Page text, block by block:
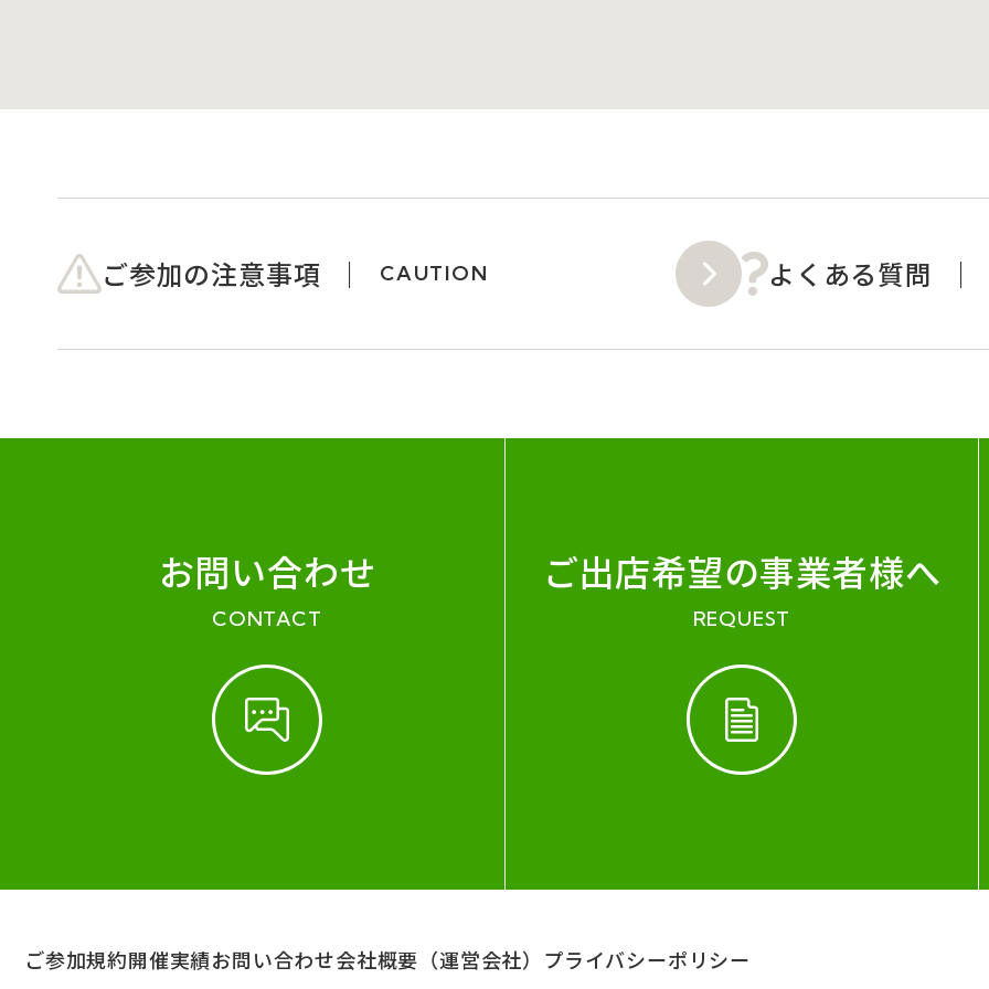
ご参加の注意事項 CAUTION よくある質問
お問い合わせ
CONTACT
ご出店希望の事業者様へ
REQUEST
ご参加規約開催実績お問い合わせ会社概要（運営会社） プライバシーポリシー